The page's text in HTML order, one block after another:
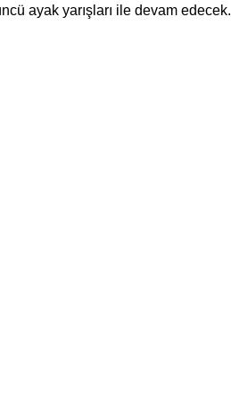
ayak yarışları ile devam edecek.